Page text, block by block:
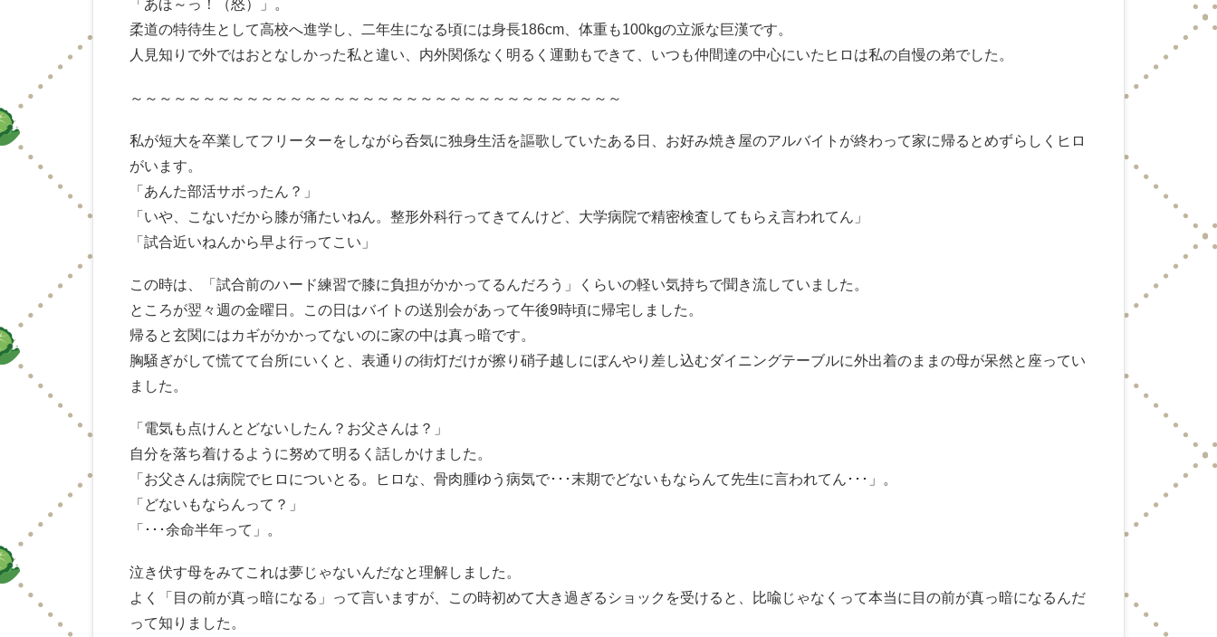
「あほ～っ！（怒）」。
柔道の特待生として高校へ進学し、二年生になる頃には身長186cm、体重も100kgの立派な巨漢です。
人見知りで外ではおとなしかった私と違い、内外関係なく明るく運動もできて、いつも仲間達の中心にいたヒロは私の自慢の弟でした。
～～～～～～～～～～～～～～～～～～～～～～～～～～～～～～～～～～
私が短大を卒業してフリーターをしながら呑気に独身生活を謳歌していたある日、お好み焼き屋のアルバイトが終わって家に帰るとめずらしくヒロ
がいます。
「あんた部活サボったん？」
「いや、こないだから膝が痛たいねん。整形外科行ってきてんけど、大学病院で精密検査してもらえ言われてん」
「試合近いねんから早よ行ってこい」
この時は、「試合前のハード練習で膝に負担がかかってるんだろう」くらいの軽い気持ちで聞き流していました。
ところが翌々週の金曜日。この日はバイトの送別会があって午後9時頃に帰宅しました。
帰ると玄関にはカギがかかってないのに家の中は真っ暗です。
胸騒ぎがして慌てて台所にいくと、表通りの街灯だけが擦り硝子越しにぼんやり差し込むダイニングテーブルに外出着のままの母が呆然と座ってい
ました。
「電気も点けんとどないしたん？お父さんは？」
自分を落ち着けるように努めて明るく話しかけました。
「お父さんは病院でヒロについとる。ヒロな、骨肉腫ゆう病気で･･･末期でどないもならんて先生に言われてん･･･」。
「どないもならんって？」
「･･･余命半年って」。
泣き伏す母をみてこれは夢じゃないんだなと理解しました。
よく「目の前が真っ暗になる」って言いますが、この時初めて大き過ぎるショックを受けると、比喩じゃなくって本当に目の前が真っ暗になるんだ
って知りました。